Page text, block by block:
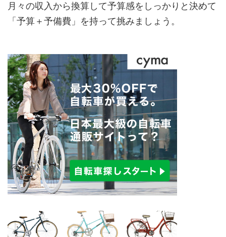
月々の収入から換算して予算感をしっかりと決めて
「予算＋予備費」を持って挑みましょう。